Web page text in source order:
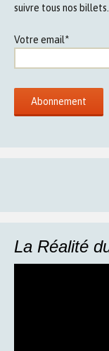
suivre tous nos billets.
Votre email*
La Réalité